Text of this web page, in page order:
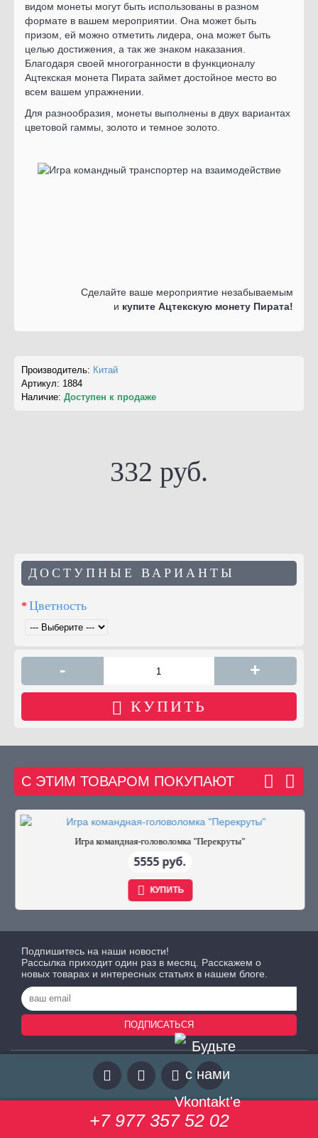
видом монеты могут быть использованы в разном
формате в вашем мероприятии. Она может быть
призом, ей можно отметить лидера, она может быть
целью достижения, а так же знаком наказания.
Благодаря своей многогранности в функционалу
Ацтекская монета Пирата займет достойное место во
всем вашем упражнении.
Для разнообразия, монеты выполнены в двух вариантах
цветовой гаммы, золото и темное золото.
Сделайте ваше мероприятие незабываемым
и купите Ацтекскую монету Пирата!
Производитель: Китай
Артикул: 1884
Наличие: Доступен к продаже
332 руб.
ДОСТУПНЫЕ ВАРИАНТЫ
Цветность
- +
КУПИТЬ
С ЭТИМ ТОВАРОМ ПОКУПАЮТ
Игра командная-головоломка "Перекруты"
5555 руб.
КУПИТЬ
Подпишитесь на наши новости!
Рассылка приходит один раз в месяц. Расскажем о
новых товарах и интересных статьях в нашем блоге.
ПОДПИСАТЬСЯ
+7 977 357 52 02